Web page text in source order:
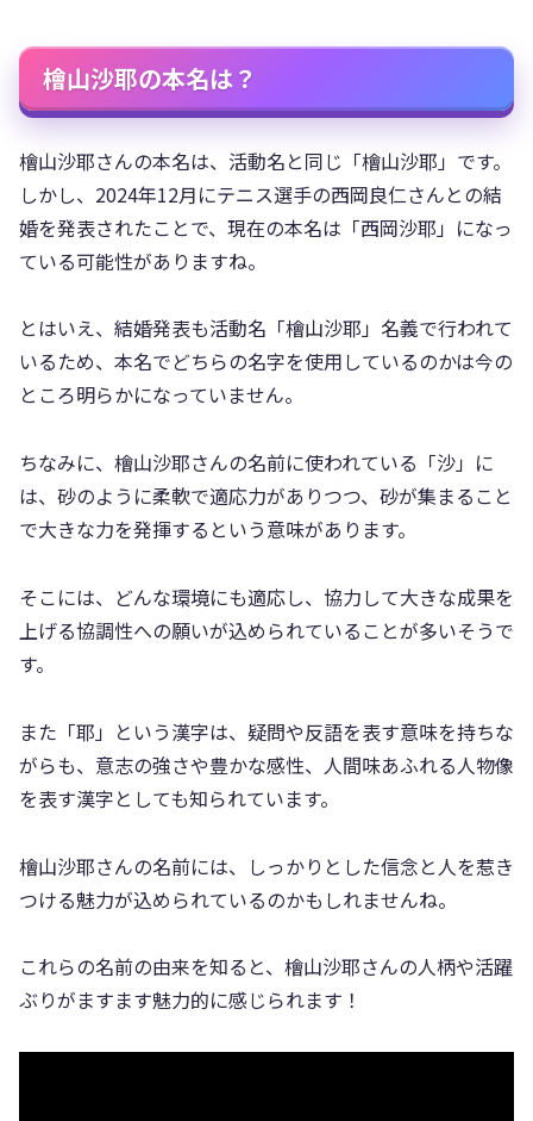
檜山沙耶の本名は？
檜山沙耶さんの本名は、活動名と同じ「檜山沙耶」です。
しかし、2024年12月にテニス選手の西岡良仁さんとの結
婚を発表されたことで、現在の本名は「西岡沙耶」になっ
ている可能性がありますね。
とはいえ、結婚発表も活動名「檜山沙耶」名義で行われて
いるため、本名でどちらの名字を使用しているのかは今の
ところ明らかになっていません。
ちなみに、檜山沙耶さんの名前に使われている「沙」に
は、砂のように柔軟で適応力がありつつ、砂が集まること
で大きな力を発揮するという意味があります。
そこには、どんな環境にも適応し、協力して大きな成果を
上げる協調性への願いが込められていることが多いそうで
す。
また「耶」という漢字は、疑問や反語を表す意味を持ちな
がらも、意志の強さや豊かな感性、人間味あふれる人物像
を表す漢字としても知られています。
檜山沙耶さんの名前には、しっかりとした信念と人を惹き
つける魅力が込められているのかもしれませんね。
これらの名前の由来を知ると、檜山沙耶さんの人柄や活躍
ぶりがますます魅力的に感じられます！